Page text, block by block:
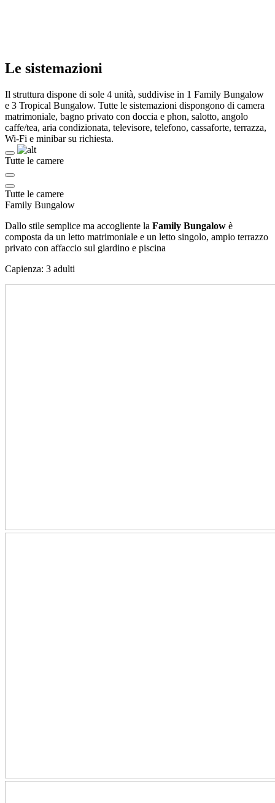
Le sistemazioni
Il struttura dispone di sole 4 unità, suddivise in 1 Family Bungalow
e 3 Tropical Bungalow. Tutte le sistemazioni dispongono di camera
matrimoniale, bagno privato con doccia e phon, salotto, angolo
caffe/tea, aria condizionata, televisore, telefono, cassaforte, terrazza,
Wi-Fi e minibar su richiesta.
Tutte le camere
Tutte le camere
Family Bungalow
Dallo stile semplice ma accogliente la Family Bungalow è
composta da un letto matrimoniale e un letto singolo, ampio terrazzo
privato con affaccio sul giardino e piscina
Capienza: 3 adulti